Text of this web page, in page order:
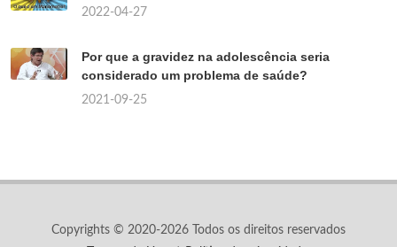
2022-04-27
Por que a gravidez na adolescência seria
considerado um problema de saúde?
2021-09-25
Copyrights © 2020-2026 Todos os direitos reservados